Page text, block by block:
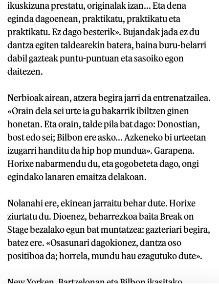
ikuskizuna prestatu, originalak izan... Eta dena
eginda dagoenean, praktikatu, praktikatu eta
praktikatu. Ez dago besterik». Bujandak jada ez du
dantza egiten taldearekin batera, baina buru-belarri
dabil gazteak puntu-puntuan eta sasoiko egon
daitezen.
Nerbioak airean, atzera begira jarri da entrenatzailea.
«Orain dela sei urte ia gu bakarrik ibiltzen ginen
honetan. Eta orain, talde pila bat dago: Donostian,
bost edo sei; Bilbon ere asko... Azkeneko bi urteetan
izugarri handitu da hip hop mundua». Garapena.
Horixe nabarmendu du, eta gogobeteta dago, ongi
egindako lanaren emaitza delakoan.
Nolanahi ere, ekinean jarraitu behar dute. Horixe
ziurtatu du. Dioenez, beharrezkoa baita Break on
Stage bezalako egun bat muntatzea: gazteriari begira,
batez ere. «Osasunari dagokionez, dantza oso
positiboa da; horrela, mundu hau ezagutuko dute».
New Yorken, Bartzelonan eta Bilbon ikasitako